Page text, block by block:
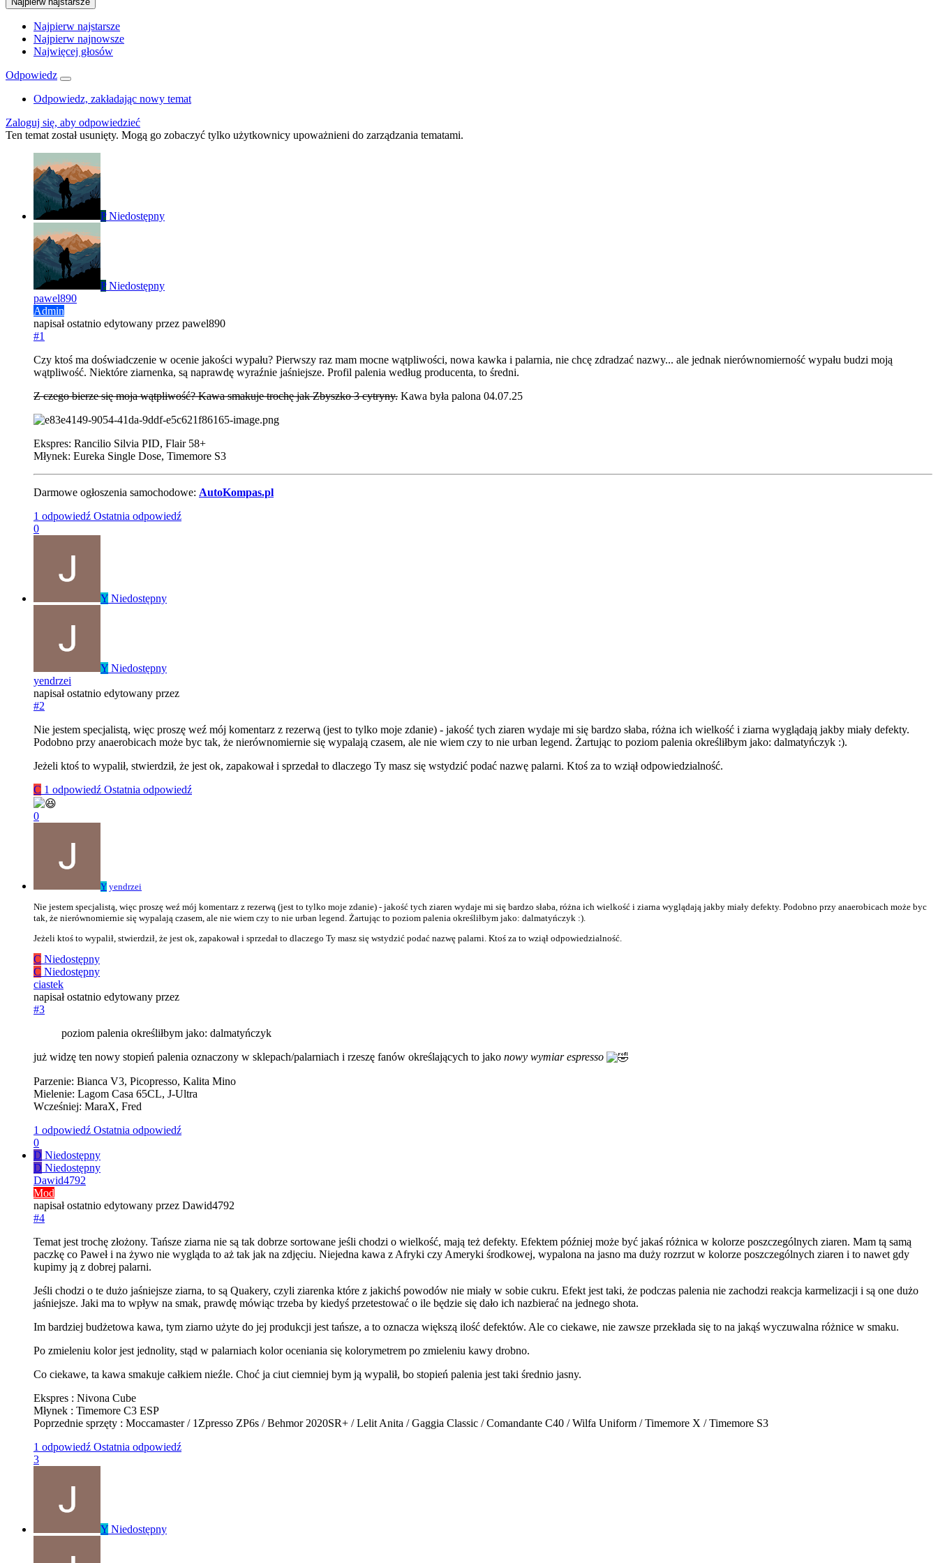
Najpierw najstarsze
Najpierw najnowsze
Najwięcej głosów
Odpowiedz
Odpowiedz, zakładając nowy temat
Zaloguj się, aby odpowiedzieć
Ten temat został usunięty. Mogą go zobaczyć tylko użytkownicy upoważnieni do zarządzania tematami.
P Niedostępny
P Niedostępny
pawel890
Admin
napisałostatnio edytowany przez pawel890
#1
Czy ktoś ma doświadczenie w ocenie jakości wypału? Pierwszy raz mam mocne wątpliwości, nowa kawka i palarnia, nie chcę zdradzać nazwy... ale jednak nierównomierność wypału budzi moją
wątpliwość. Niektóre ziarnenka, są naprawdę wyraźnie jaśniejsze. Profil palenia według producenta, to średni.
Z czego bierze się moja wątpliwość? Kawa smakuje trochę jak Zbyszko 3 cytryny. Kawa była palona 04.07.25
Ekspres: Rancilio Silvia PID, Flair 58+
Młynek: Eureka Single Dose, Timemore S3
Darmowe ogłoszenia samochodowe: AutoKompas.pl
1 odpowiedź Ostatnia odpowiedź
0
Y Niedostępny
Y Niedostępny
yendrzei
napisałostatnio edytowany przez
#2
Nie jestem specjalistą, więc proszę weź mój komentarz z rezerwą (jest to tylko moje zdanie) - jakość tych ziaren wydaje mi się bardzo słaba, różna ich wielkość i ziarna wyglądają jakby miały defekty.
Podobno przy anaerobicach może byc tak, że nierównomiernie się wypalają czasem, ale nie wiem czy to nie urban legend. Żartując to poziom palenia określiłbym jako: dalmatyńczyk :).
Jeżeli ktoś to wypalił, stwierdził, że jest ok, zapakował i sprzedał to dlaczego Ty masz się wstydzić podać nazwę palarni. Ktoś za to wziął odpowiedzialność.
C 1 odpowiedź Ostatnia odpowiedź
0
Y yendrzei
Nie jestem specjalistą, więc proszę weź mój komentarz z rezerwą (jest to tylko moje zdanie) - jakość tych ziaren wydaje mi się bardzo słaba, różna ich wielkość i ziarna wyglądają jakby miały defekty. Podobno przy anaerobicach może byc
tak, że nierównomiernie się wypalają czasem, ale nie wiem czy to nie urban legend. Żartując to poziom palenia określiłbym jako: dalmatyńczyk :).
Jeżeli ktoś to wypalił, stwierdził, że jest ok, zapakował i sprzedał to dlaczego Ty masz się wstydzić podać nazwę palarni. Ktoś za to wziął odpowiedzialność.
C Niedostępny
C Niedostępny
ciastek
napisałostatnio edytowany przez
#3
poziom palenia określiłbym jako: dalmatyńczyk
już widzę ten nowy stopień palenia oznaczony w sklepach/palarniach i rzeszę fanów określających to jako nowy wymiar espresso
Parzenie: Bianca V3, Picopresso, Kalita Mino
Mielenie: Lagom Casa 65CL, J-Ultra
Wcześniej: MaraX, Fred
1 odpowiedź Ostatnia odpowiedź
0
D Niedostępny
D Niedostępny
Dawid4792
Mod
napisałostatnio edytowany przez Dawid4792
#4
Temat jest trochę złożony. Tańsze ziarna nie są tak dobrze sortowane jeśli chodzi o wielkość, mają też defekty. Efektem później może być jakaś różnica w kolorze poszczególnych ziaren. Mam tą samą
paczkę co Paweł i na żywo nie wygląda to aż tak jak na zdjęciu. Niejedna kawa z Afryki czy Ameryki środkowej, wypalona na jasno ma duży rozrzut w kolorze poszczególnych ziaren i to nawet gdy
kupimy ją z dobrej palarni.
Jeśli chodzi o te dużo jaśniejsze ziarna, to są Quakery, czyli ziarenka które z jakichś powodów nie miały w sobie cukru. Efekt jest taki, że podczas palenia nie zachodzi reakcja karmelizacji i są one dużo
jaśniejsze. Jaki ma to wpływ na smak, prawdę mówiąc trzeba by kiedyś przetestować o ile będzie się dało ich nazbierać na jednego shota.
Im bardziej budżetowa kawa, tym ziarno użyte do jej produkcji jest tańsze, a to oznacza większą ilość defektów. Ale co ciekawe, nie zawsze przekłada się to na jakąś wyczuwalna różnice w smaku.
Po zmieleniu kolor jest jednolity, stąd w palarniach kolor oceniania się kolorymetrem po zmieleniu kawy drobno.
Co ciekawe, ta kawa smakuje całkiem nieźle. Choć ja ciut ciemniej bym ją wypalił, bo stopień palenia jest taki średnio jasny.
Ekspres : Nivona Cube
Młynek : Timemore C3 ESP
Poprzednie sprzęty : Moccamaster / 1Zpresso ZP6s / Behmor 2020SR+ / Lelit Anita / Gaggia Classic / Comandante C40 / Wilfa Uniform / Timemore X / Timemore S3
1 odpowiedź Ostatnia odpowiedź
3
Y Niedostępny